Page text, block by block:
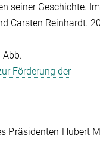
seiner Geschichte. Im
Carsten Reinhardt.
Abb.
Förderung der
Präsidenten Hubert